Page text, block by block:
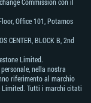
Office 101, Potamos
CENTER, BLOCK В, 2nd
Limited.
nella nostra
riferimento al marchio
Limited. Tutti i marchi citati